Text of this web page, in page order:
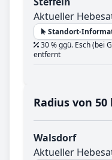
Aktueller
Standort-
30 % ggü. Esch (bei
entfernt
Radius von 50
Walsdorf
Aktueller